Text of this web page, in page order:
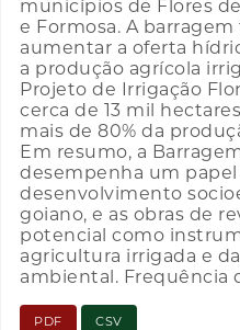
municípios de Flores
e Formosa. A
aumentar a oferta
a produção agrícola
Projeto de Irrigação
cerca de 13 mil
mais de 80% da
Em resumo, a
desempenha um
desenvolvimento
goiano, e as obras de
potencial como
agricultura irrigada e
ambiental. Frequência
PDF CSV